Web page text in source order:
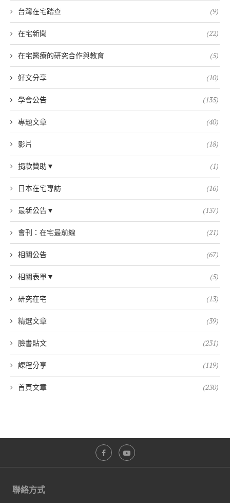
台灣在宅踏查 (9)
在宅新聞 (22)
在宅醫療的研究合作與教育 (5)
好文分享 (10)
學會公告 (135)
專題文章 (40)
影片 (18)
捐款贊助▼ (1)
日本在宅專訪 (16)
最新公告▼ (137)
會刊：在宅最前線 (21)
相關公告 (67)
相關表單▼ (5)
研究在宅 (13)
精選文章 (39)
臉書貼文 (231)
課程分享 (119)
首頁文章 (230)
聯絡方式